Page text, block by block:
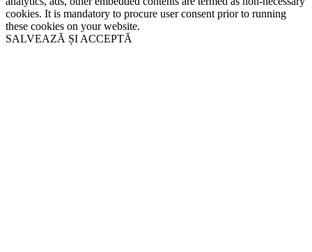
cookies. It is mandatory to procure user consent prior to running
these cookies on your website.
SALVEAZĂ ȘI ACCEPTĂ